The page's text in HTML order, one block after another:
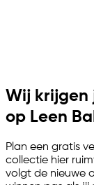
Wij krijgen
op Leen
Plan een gratis
collectie hier
volgt de nieuwe